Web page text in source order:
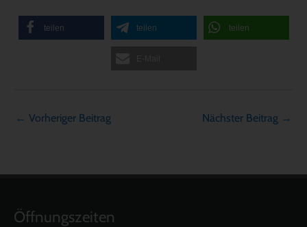
teilen teilen teilen
← Vorheriger Beitrag Nächster Beitrag →
Öffnungszeiten